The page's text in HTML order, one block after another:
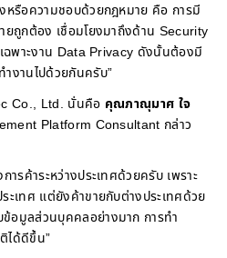
หรือความชอบด้วยกฎหมาย คือ การมี
ยถูกต้อง เชื่อมโยงมาถึงด้าน Security
ฉพาะงาน Data Privacy ดังนั้นต้องมี
งานไปด้วยกันครับ”
Co., Ltd. นั่นคือ คุณภาณุมาศ ใจ
Platform Consultant กล่าว
ารค้าระหว่างประเทศด้วยครับ เพราะ
ะเทศ แต่ยังค้าขายกับต่างประเทศด้วย
อมูลส่วนบุคคลอย่างมาก การทำ
ได้ดีขึ้น”